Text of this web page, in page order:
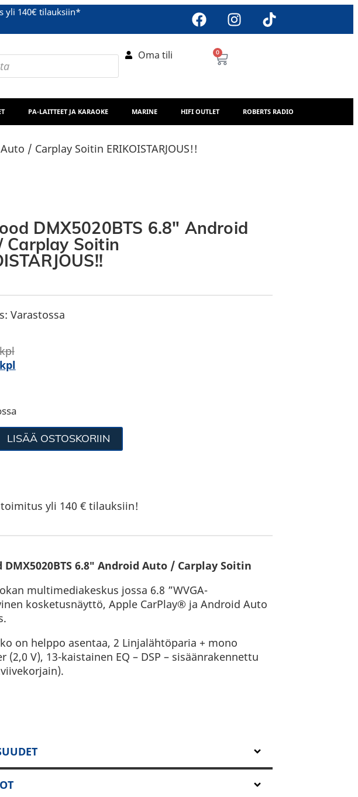
yli 140€ tilauksiin*
Oma tili 0
PA-LAITTEET JA KARAOKE MARINE HIFI OUTLET ROBERTS RADIO
/ Carplay Soitin ERIKOISTARJOUS!!
DMX5020BTS 6.8″ Android
Carplay Soitin
Varastossa
LISÄÄ OSTOSKORIIN
yli 140 € tilauksiin!
DMX5020BTS 6.8″ Android Auto / Carplay Soitin
multimediakeskus jossa 6.8 ”WVGA-
kosketusnäyttö, Apple CarPlay® ja Android Auto
on helppo asentaa, 2 Linjalähtöparia + mono
(2,0 V), 13-kaistainen EQ – DSP – sisäänrakennettu